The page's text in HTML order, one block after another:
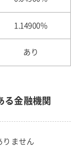
1.14900%
あり
る金融機関
りません